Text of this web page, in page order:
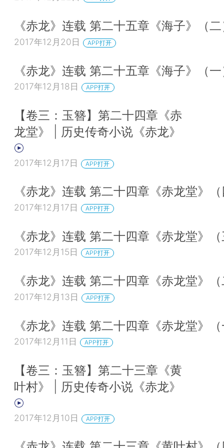
《赤龙》连载 第二十五章《海子》（二
2017年12月20日 APP打开
《赤龙》连载 第二十五章《海子》（一
2017年12月18日 APP打开
【卷三：玉簪】第二十四章《赤
龙堂》 | 历史传奇小说《赤龙》
2017年12月17日 APP打开
《赤龙》连载 第二十四章《赤龙堂》（
2017年12月17日 APP打开
《赤龙》连载 第二十四章《赤龙堂》（
2017年12月15日 APP打开
《赤龙》连载 第二十四章《赤龙堂》（
2017年12月13日 APP打开
《赤龙》连载 第二十四章《赤龙堂》（
2017年12月11日 APP打开
【卷三：玉簪】第二十三章《黄
叶村》 | 历史传奇小说《赤龙》
2017年12月10日 APP打开